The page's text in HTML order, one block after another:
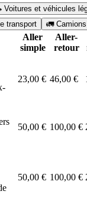
🚗 Voitures et véhicules
transport
🚛
Aller
simple
Aller-
retour
23,00 € 46,00 €
50,00 € 100,00 €
50,00 € 100,00 €